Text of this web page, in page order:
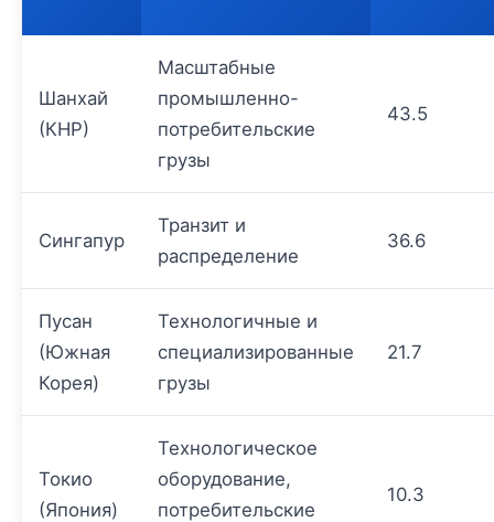
Шанхай
(КНР)
Масштабные
промышленно-
потребительские
грузы
43.5
Сингапур
Транзит и
распределение
36.6
Пусан
(Южная
Корея)
Технологичные и
специализированные
грузы
21.7
Токио
(Япония)
Технологическое
оборудование,
потребительские
10.3